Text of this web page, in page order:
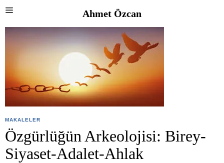
Ahmet Özcan
MAKALELER
Özgürlüğün Arkeolojisi: Birey-
Siyaset-Adalet-Ahlak